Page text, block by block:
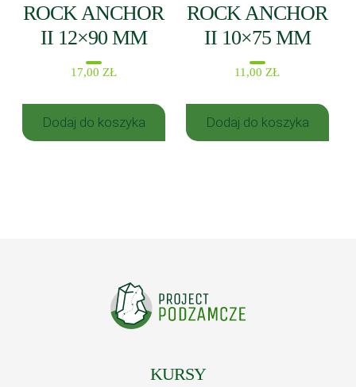
ROCK ANCHOR
II 12×90 MM
17,00 ZŁ
Dodaj do koszyka
ROCK ANCHOR
II 10×75 MM
11,00 ZŁ
Dodaj do koszyka
KURSY